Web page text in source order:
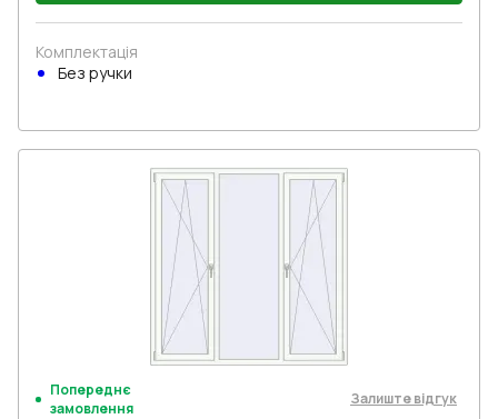
Комплектація
Без ручки
Попереднє
замовлення
Залиште відгук